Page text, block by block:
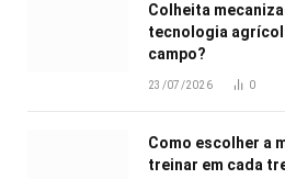
Colheita
tecnologia
campo?
23/07/2026 0
Como escolher a
treinar em cada